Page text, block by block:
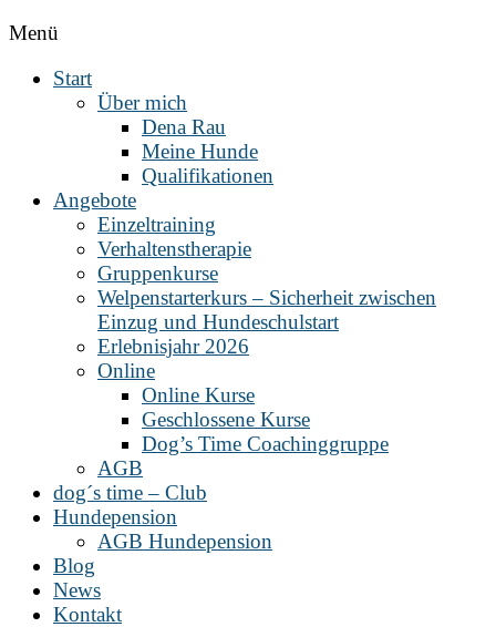
Menü
Start
Über mich
Dena Rau
Meine Hunde
Qualifikationen
Angebote
Einzeltraining
Verhaltenstherapie
Gruppenkurse
Welpenstarterkurs – Sicherheit zwischen
Einzug und Hundeschulstart
Erlebnisjahr 2026
Online
Online Kurse
Geschlossene Kurse
Dog’s Time Coachinggruppe
AGB
dog´s time – Club
Hundepension
AGB Hundepension
Blog
News
Kontakt